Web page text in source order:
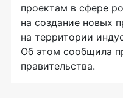
проектам в сфере
на создание новых
на территории
Об этом сообщила
правительства.